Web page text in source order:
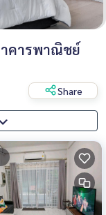
าคารพาณิชย์
Share